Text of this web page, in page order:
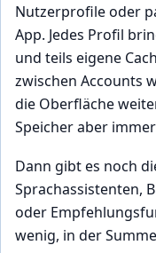
Nutzerprofile oder
App. Jedes Profil
und teils eigene
zwischen Accounts
die Oberfläche
Speicher aber
Dann gibt es noch
Sprachassistenten,
oder
wenig, in der